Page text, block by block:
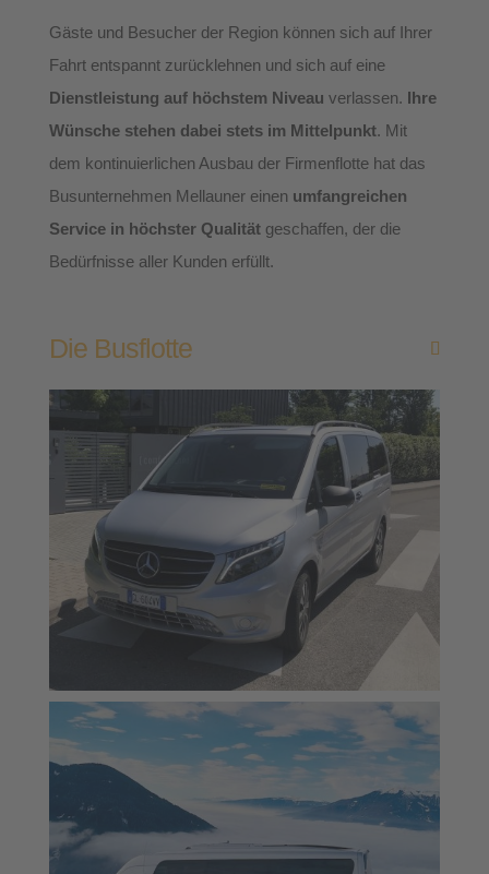
Gäste und Besucher der Region können sich auf Ihrer
Fahrt entspannt zurücklehnen und sich auf eine
Dienstleistung auf höchstem Niveau verlassen. Ihre
Wünsche stehen dabei stets im Mittelpunkt. Mit
dem kontinuierlichen Ausbau der Firmenflotte hat das
Busunternehmen Mellauner einen umfangreichen
Service in höchster Qualitätgeschaffen, der die
Bedürfnisse aller Kunden erfüllt.
Die Busflotte